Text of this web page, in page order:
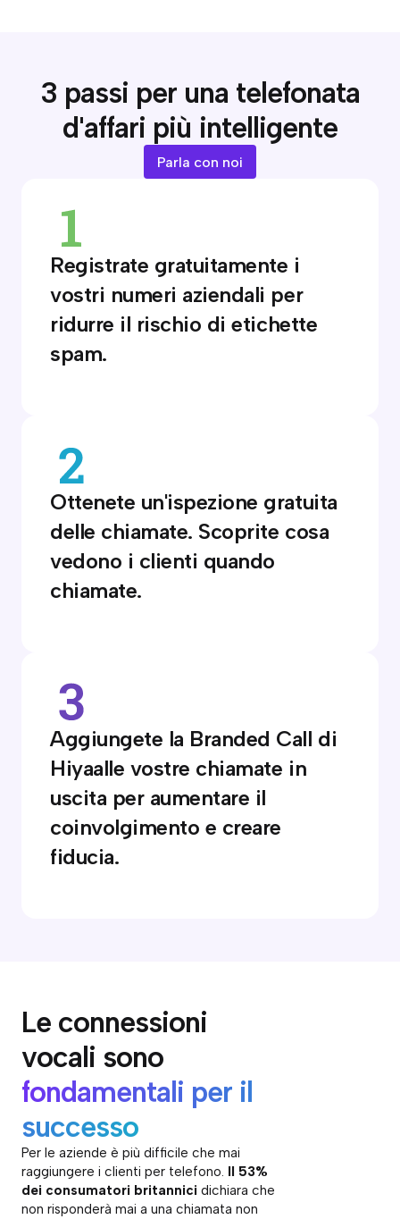
3 passi per una telefonata
d'affari più intelligente
Parla con noi
Registrate gratuitamente i
vostri numeri aziendali per
ridurre il rischio di etichette
spam.
Ottenete un'ispezione gratuita
delle chiamate. Scoprite cosa
vedono i clienti quando
chiamate.
Aggiungete la Branded Call di
Hiyaalle vostre chiamate in
uscita per aumentare il
coinvolgimento e creare
fiducia.
Le connessioni
vocali sono
fondamentali per il
successo
Per le aziende è più difficile che mai
raggiungere i clienti per telefono.
Il 53%
dei consumatori britannici dichiara che
non risponderà mai a una chiamata non